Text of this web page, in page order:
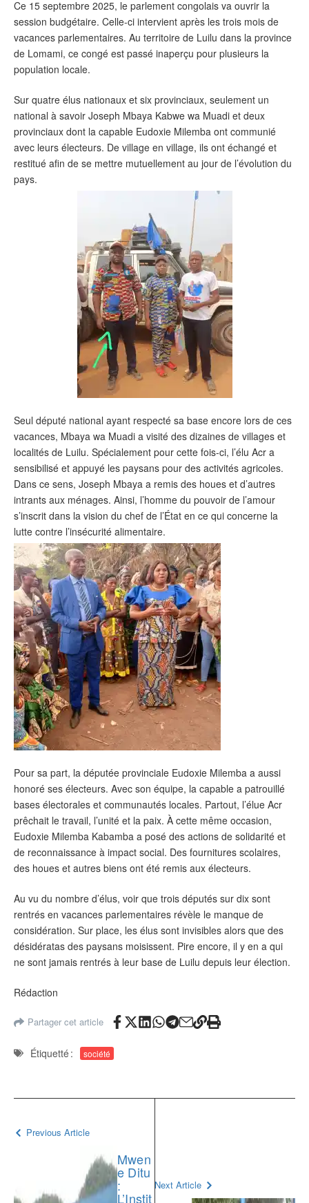
Ce 15 septembre 2025, le parlement congolais va ouvrir la
session budgétaire. Celle-ci intervient après les trois mois de
vacances parlementaires. Au territoire de Luilu dans la province
de Lomami, ce congé est passé inaperçu pour plusieurs la
population locale.
Sur quatre élus nationaux et six provinciaux, seulement un
national à savoir Joseph Mbaya Kabwe wa Muadi et deux
provinciaux dont la capable Eudoxie Milemba ont communié
avec leurs électeurs. De village en village, ils ont échangé et
restitué afin de se mettre mutuellement au jour de l’évolution du
pays.
Seul député national ayant respecté sa base encore lors de ces
vacances, Mbaya wa Muadi a visité des dizaines de villages et
localités de Luilu. Spécialement pour cette fois-ci, l’élu Acr a
sensibilisé et appuyé les paysans pour des activités agricoles.
Dans ce sens, Joseph Mbaya a remis des houes et d’autres
intrants aux ménages. Ainsi, l’homme du pouvoir de l’amour
s’inscrit dans la vision du chef de l’État en ce qui concerne la
lutte contre l’insécurité alimentaire.
Pour sa part, la députée provinciale Eudoxie Milemba a aussi
honoré ses électeurs. Avec son équipe, la capable a patrouillé
bases électorales et communautés locales. Partout, l’élue Acr
prêchait le travail, l’unité et la paix. À cette même occasion,
Eudoxie Milemba Kabamba a posé des actions de solidarité et
de reconnaissance à impact social. Des fournitures scolaires,
des houes et autres biens ont été remis aux électeurs.
Au vu du nombre d’élus, voir que trois députés sur dix sont
rentrés en vacances parlementaires révèle le manque de
considération. Sur place, les élus sont invisibles alors que des
désidératas des paysans moisissent. Pire encore, il y en a qui
ne sont jamais rentrés à leur base de Luilu depuis leur élection.
Rédaction
Partager cet article
Étiquetté : société
Previous Article
Mwen
e Ditu
:
L’Instit
Next Article